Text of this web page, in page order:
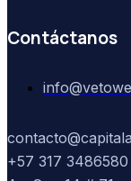
Contáctanos
+57 317 3486580